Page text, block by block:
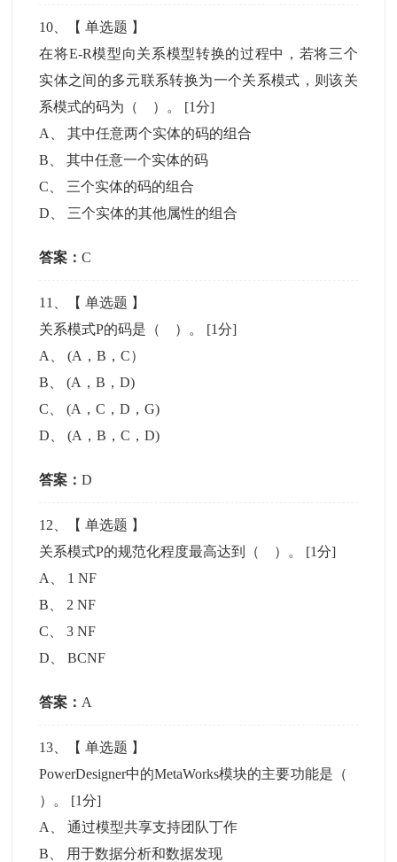
10 、【单选题 】
在将E-R模型向关系模型转换的过程中，若将三个
实体之间的多元联系转换为一个关系模式，则该关
系模式的码为（ ）。 [1分]
A
、其中任意两个实体的码的组合
B 、其中任意一个实体的码
C
三个实体的码的组合
D
三个实体的其他属性的组合
答案：C
11 、【单选题 】
关系模式P的码是（ ）。 [1分]
A
、(A，B，C）
B 、(A，B，D)
C 、(A，C，D，G)
D 、(A，B，C，D)
答案：D
12 、【单选题 】
关系模式P的规范化程度最高达到（ ）。 [1分]
A
1 NF
B
2 NF
C 、3 NF
D 、BCNF
答案： A
13 、【单选题 】
PowerDesigner中的MetaWorks模块的主要功能是（
）。 [1分]
A
、通过模型共享支持团队丁作
B
用于数据分析和数据发现